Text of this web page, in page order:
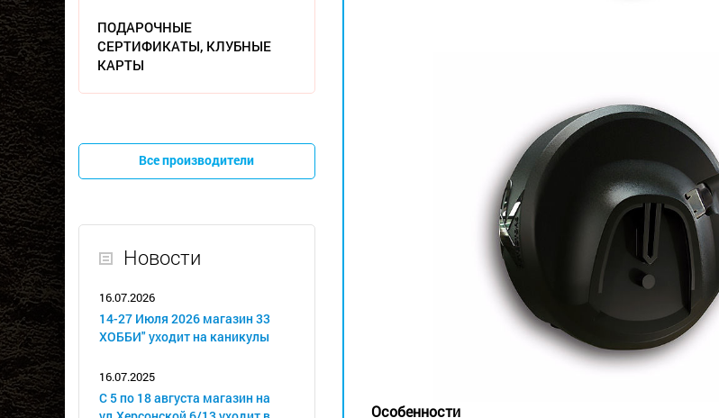
ПОДАРОЧНЫЕ
СЕРТИФИКАТЫ, КЛУБНЫЕ
КАРТЫ
Все производители
Новости
16.07.2026
14-27 Июля 2026 магазин 33
ХОББИ" уходит на каникулы
16.07.2025
С 5 по 18 августа магазин на
Особенности